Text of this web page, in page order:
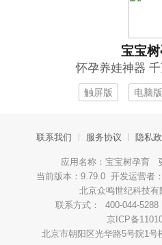
宝宝
怀孕养娃神器
触屏版 电脑版
联系我们 服务协议 隐私
应用名称：宝宝树孕育
当前版本：9.79.0 开发运营者
北京众鸣世纪科技
联系方式： 400-044-
京ICP备
北京市朝阳区光华路5号院1号